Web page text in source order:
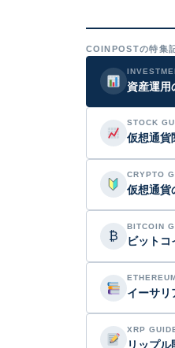
COINPOSTの特集
資産運用
STOCK
仮想通貨
CRYPTO
仮想通貨
₿
BITCOIN
ビットコ
イーサリ
XRP
リップル